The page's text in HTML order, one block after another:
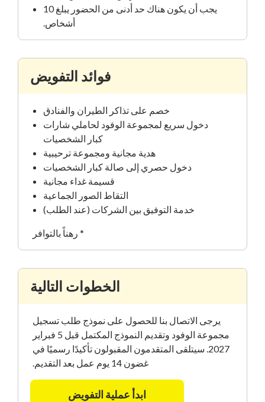
يجب أن يكون هناك حد أدنى من الحضور يبلغ 10
أشخاص.
فوائد التفويض
خصم على تذاكر الطيران والفنادق
دخول سريع لمجموعة الوفود لحاملي شارات
كبار الشخصيات
هدية مجانية ومجموعة ترحيبية
دخول حصري إلى صالة كبار الشخصيات
قسيمة غداء مجانية
التقاط الصور الجماعية
خدمة التوفيق بين الشركات (عند الطلب)
* رهناً بالتوافر
الخطوات التالية
يرجى الاتصال بنا للحصول على نموذج طلب تسجيل
مجموعة الوفود وتقديم النموذج المكتمل قبل 5 فبراير
2027. سيتلقى المتقدمون المقبولون تأكيدًا رسميًا في
غضون 14 يوم عمل بعد التقديم.
ابدأ عملية التفويض